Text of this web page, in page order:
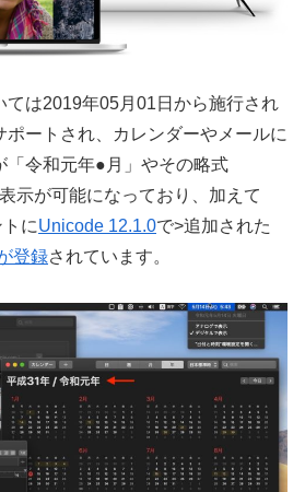
ては2019年05月01日から施行され
ポートされ、カレンダーやメールに
「令和元年●月」やその略式
示が可能になっており、加えて
にUnicode 12.1.0で>追加された
登録されています。